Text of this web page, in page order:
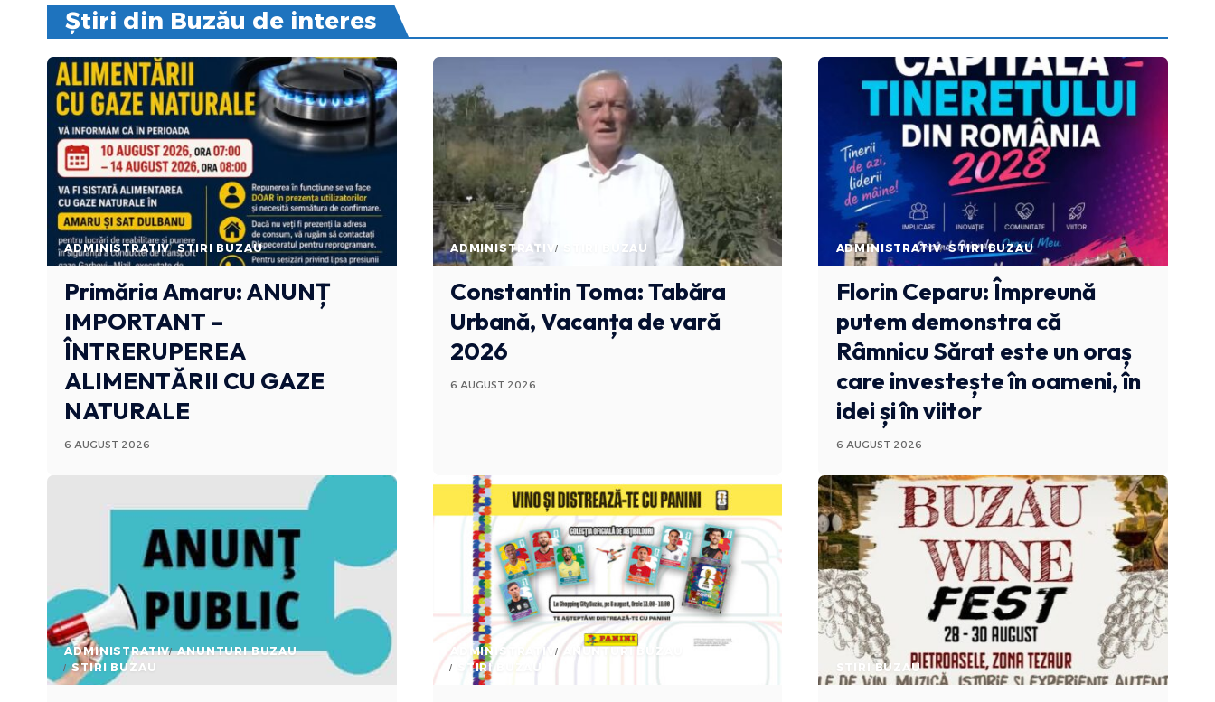
Știri din Buzău de interes
ADMINISTRATIV STIRI BUZAU
Primăria Amaru: ANUNȚ
IMPORTANT –
ÎNTRERUPEREA
ALIMENTĂRII CU GAZE
NATURALE
6 AUGUST 2026
ADMINISTRATIV STIRI BUZAU
Constantin Toma: Tabăra
Urbană, Vacanța de vară
2026
6 AUGUST 2026
ADMINISTRATIV STIRI BUZAU
Florin Ceparu: Împreună
putem demonstra că
Râmnicu Sărat este un oraș
care investește în oameni, în
idei și în viitor
6 AUGUST 2026
ADMINISTRATIV ANUNTURI BUZAU
STIRI BUZAU
ADMINISTRATIV
ANUNTURI BUZAU
STIRI BUZAU
STIRI BUZAU